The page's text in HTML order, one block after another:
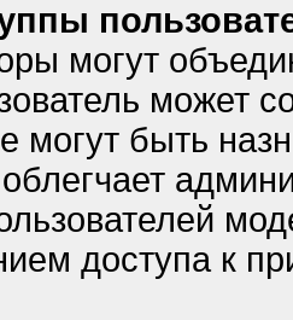
могут
может
могут быть
доступа к